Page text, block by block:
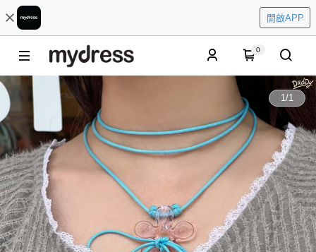
開啟APP
0
1/1